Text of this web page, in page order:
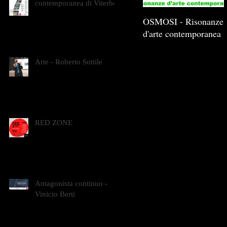
contemporanea di Viterbo
Arte - Roberto Sottile
RED ZONE
Antagonista continuo -
Vinicio Berti
OSMOSI - Risonanze
d'arte contemporanea